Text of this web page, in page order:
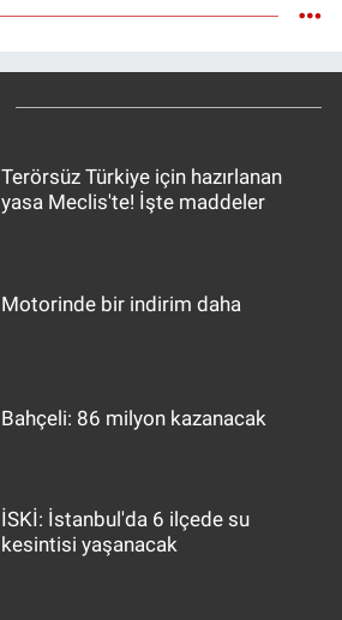
Terörsüz Türkiye için hazırlanan
yasa Meclis'te! İşte maddeler
Motorinde bir indirim daha
Bahçeli: 86 milyon kazanacak
İSKİ: İstanbul'da 6 ilçede su
kesintisi yaşanacak